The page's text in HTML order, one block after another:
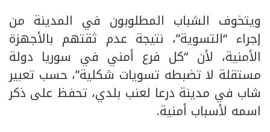
ويتخوف الشباب المطلوبون في المدينة من
إجراء “التسوية”، نتيجة عدم ثقتهم بالأجهزة
الأمنية، لأن “كل فرع أمني في سوريا دولة
مستقلة لا تضبطه تسويات شكلية”، حسب تعبير
شاب في مدينة درعا لعنب بلدي، تحفظ على ذكر
اسمه لأسباب أمنية.